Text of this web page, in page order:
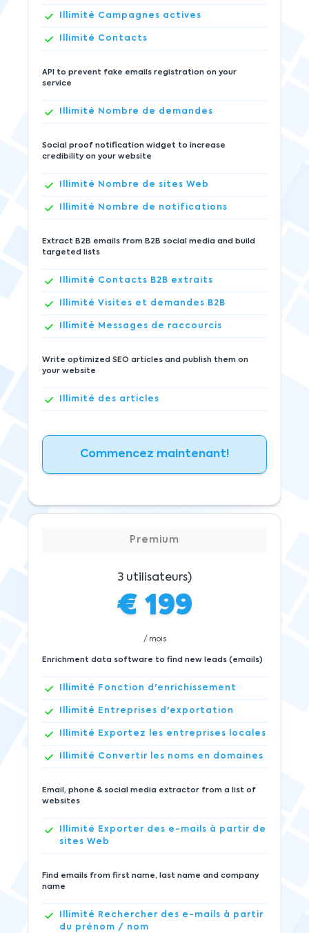
Illimité Campagnes actives
Illimité Contacts
API to prevent fake emails registration on your
service
Illimité Nombre de demandes
Social proof notification widget to increase
credibility on your website
Illimité Nombre de sites Web
Illimité Nombre de notifications
Extract B2B emails from B2B social media and build
targeted lists
Illimité Contacts B2B extraits
Illimité Visites et demandes B2B
Illimité Messages de raccourcis
Write optimized SEO articles and publish them on
your website
Illimité des articles
Commencez maintenant!
Premium
3 utilisateurs)
€ 199
/ mois
Enrichment data software to find new leads (emails)
Illimité Fonction d'enrichissement
Illimité Entreprises d'exportation
Illimité Exportez les entreprises locales
Illimité Convertir les noms en domaines
Email, phone & social media extractor from a list of
websites
Illimité
Exporter des e-mails à partir de
sites Web
Find emails from first name, last name and company
name
Illimité
Rechercher des e-mails à partir
du prénom / nom